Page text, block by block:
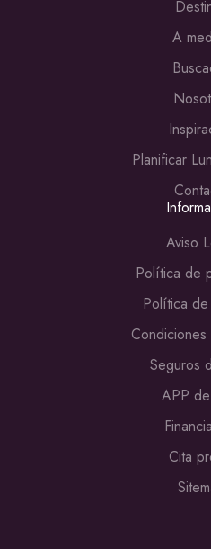
A
Planificar
Aviso
Política de
Política
Seguros
APP
Cita